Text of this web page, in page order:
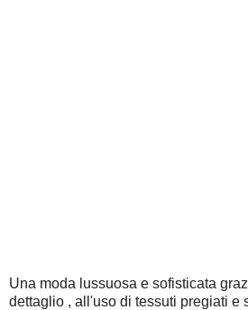
Una moda lussuosa e sofisticata
dettaglio , all'uso di tessuti pregiati e